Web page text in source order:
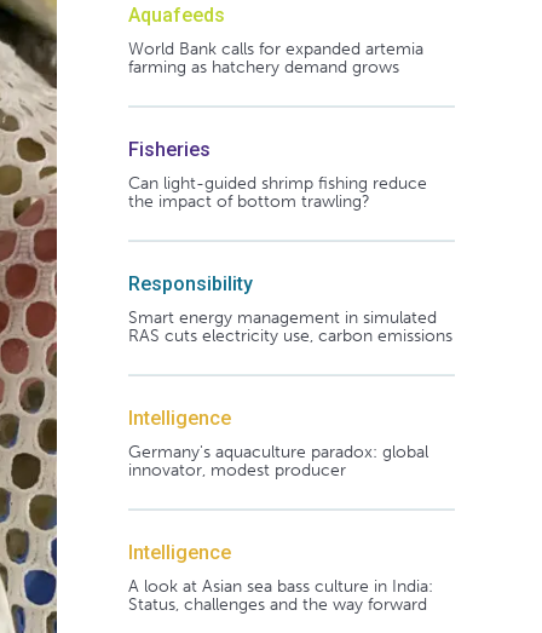
Aquafeeds
World Bank calls for expanded artemia
farming as hatchery demand grows
Fisheries
Can light-guided shrimp fishing reduce
the impact of bottom trawling?
Responsibility
Smart energy management in simulated
RAS cuts electricity use, carbon emissions
Intelligence
Germany's aquaculture paradox: global
innovator, modest producer
Intelligence
A look at Asian sea bass culture in India:
Status, challenges and the way forward